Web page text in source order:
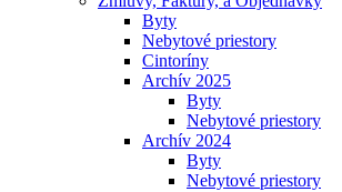
Byty
Nebytové priestory
Cintoríny
Archív 2025
Byty
Nebytové priestory
Archív 2024
Byty
Nebytové priestory